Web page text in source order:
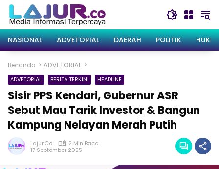
Langsung
konten
NASIONAL
ADVETORIAL DAERAH POLITIK
Beranda ADVETORIAL
ADVETORIAL BERITA TERKINI HEADLINE
Sisir PPS Kendari, Gubernur ASR
Sebut Mau Tarik Investor & Bangun
Kampung Nelayan Merah Putih
Lajur.co
2 Min Baca
17 September 2025